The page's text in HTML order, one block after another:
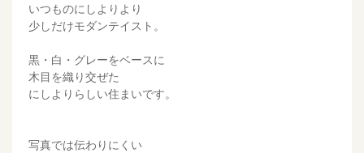
いつものにしよりより
少しだけモダンテイスト。
黒・白・グレーをベースに
木目を織り交ぜた
にしよりらしい住まいです。
写真では伝わりにくい